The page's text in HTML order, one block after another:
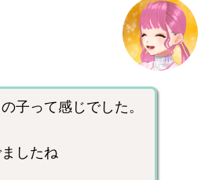
子って感じでした。
したね